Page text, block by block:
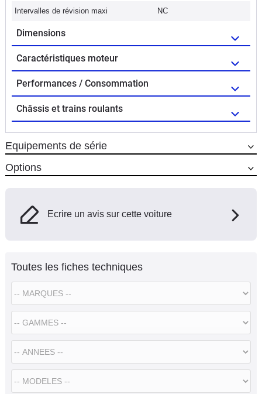
Intervalles de révision maxi NC
Dimensions
Caractéristiques moteur
Performances / Consommation
Châssis et trains roulants
Equipements de série
Options
Ecrire un avis sur cette voiture
Toutes les fiches techniques